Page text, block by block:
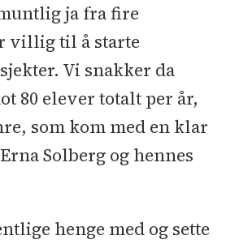
ja fra fire
villig til å starte
Vi snakker da
80 elever totalt per år,
som kom med en klar
Solberg og hennes
henge med og sette